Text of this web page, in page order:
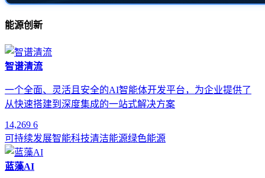
能源创新
智谱清流
一个全面、灵活且安全的AI智能体开发平台，为企业提供了
从快速搭建到深度集成的一站式解决方案
14,269 6
可持续发展智能科技清洁能源绿色能源
蓝藻AI